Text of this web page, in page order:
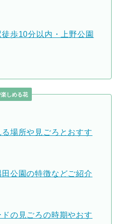
歩10分以内・上野公園
しめる花
場所や見ごろとおすす
公園の特徴などご紹介
の見ごろの時期やおす